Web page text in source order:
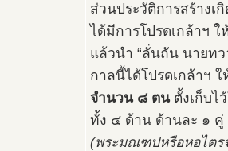
ส่วนประวัติการสร้างเ
ได้มีการโปรดเกล้าฯ
แล้วนำ “ลั่นถัน นายท
กาลนี้ได้โปรดเกล้าฯ
จำนวน ๘ ตนตั้งเก็บไ
ทั้ง ๔ ด้าน ด้านละ ๑
(พระมณฑปหรือหอไตร